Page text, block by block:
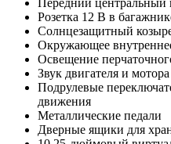
Передний центральный
Розетка 12 В в
Солнцезащитный
Окружающее
Освещение
Звук двигателя и
Подрулевые
движения
Металлические педали
Дверные ящики для